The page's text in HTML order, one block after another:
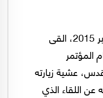
في 20 تشرين الأول/اكتوبر 2015، القى
المؤتمر
عشية زيارته
عن اللقاء الذي